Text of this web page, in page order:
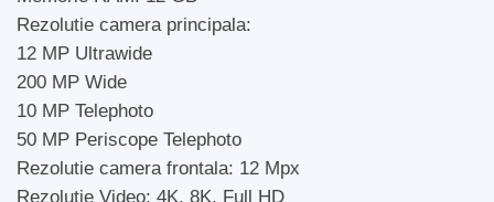
Rezolutie camera principala:
12 MP Ultrawide
200 MP Wide
10 MP Telephoto
50 MP Periscope Telephoto
Rezolutie camera frontala: 12 Mpx
Rezolutie Video: 4K, 8K, Full HD